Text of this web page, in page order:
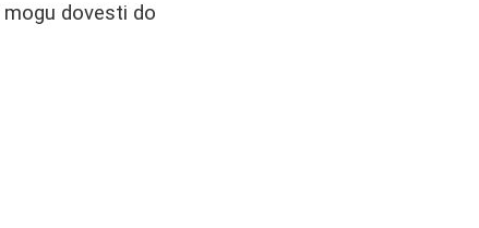
dovesti do